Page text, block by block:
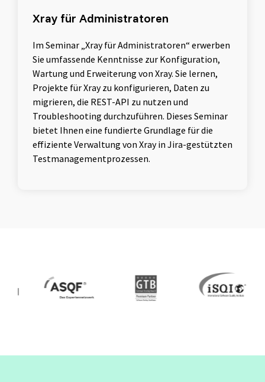
Xray für Administratoren
Im Seminar „Xray für Administratoren“ erwerben
Sie umfassende Kenntnisse zur Konfiguration,
Wartung und Erweiterung von Xray. Sie lernen,
Projekte für Xray zu konfigurieren, Daten zu
migrieren, die REST-API zu nutzen und
Troubleshooting durchzuführen. Dieses Seminar
bietet Ihnen eine fundierte Grundlage für die
effiziente Verwaltung von Xray in Jira-gestützten
Testmanagementprozessen.